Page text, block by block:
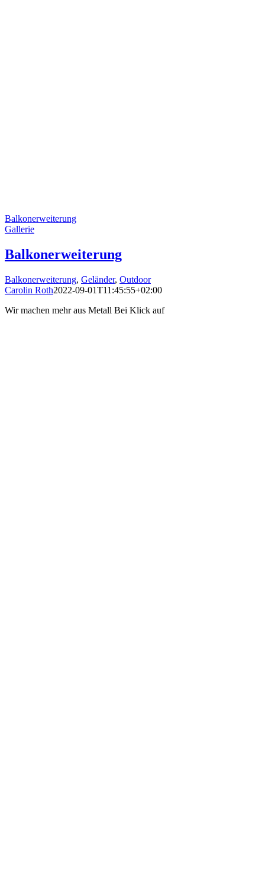
Balkonerweiterung
Gallerie
Balkonerweiterung
Balkonerweiterung, Geländer, Outdoor
Carolin Roth2022-09-01T11:45:55+02:00
Wir machen mehr aus Metall Bei Klick auf